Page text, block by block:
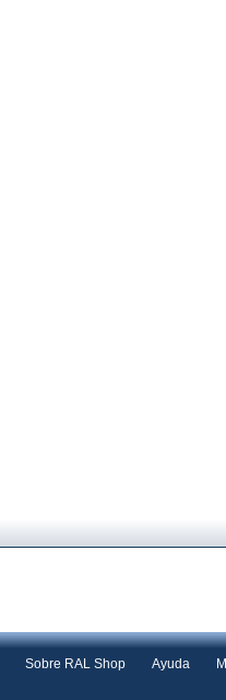
Sobre RAL Shop Ayuda